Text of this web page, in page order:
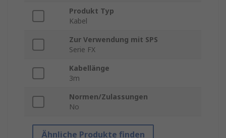
Produkt Typ
Kabel
Zur Verwendung mit SPS
Serie FX
Kabellänge
3m
Normen/Zulassungen
No
Ähnliche Produkte finden